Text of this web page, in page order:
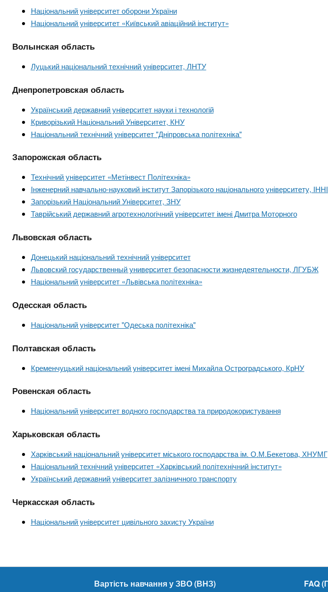
Національний університет оборони України
Національний університет «Київський авіаційний інститут»
Волынская область
Луцький національний технічний університет, ЛНТУ
Днепропетровская область
Український державний університет науки і технологій
Криворізький Національний Університет, КНУ
Національний технічний університет "Дніпровська політехніка"
Запорожская область
Технічний університет «Метінвест Політехніка»
Інженерний навчально-науковий інститут Запорізького національного університету,
Запорізький Національний Університет, ЗНУ
Таврійський державний агротехнологічний університет імені Дмитра Моторного
Львовская область
Донецький національний технічний університет
Львовский государственный университет безопасности жизнедеятельности, ЛГУБЖ
Національний університет «Львівська політехніка»
Одесская область
Національний університет "Одеська політехніка"
Полтавская область
Кременчуцький національний університет імені Михайла Остроградського, КрНУ
Ровенская область
Національний університет водного господарства та природокористування
Харьковская область
Харківський національний університет міського господарства ім. О.М.Бекетова, ХНУМГ
Національний технічний університет «Харківський політехнічний iнститут»
Український державний університет залізничного транспорту
Черкасская область
Національний університет цивільного захисту України
Вартість навчання у ЗВО (ВНЗ)
FAQ